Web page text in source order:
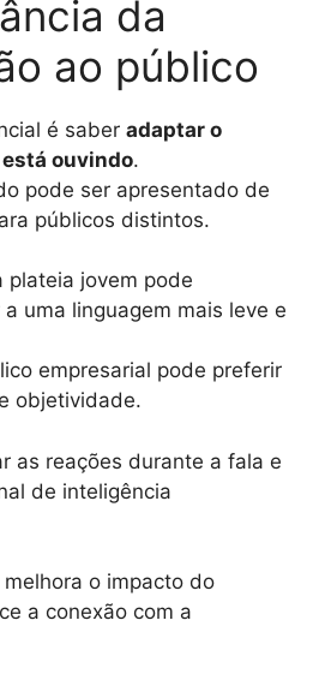
da
ao público
é saber adaptar o
ouvindo.
pode ser apresentado de
públicos distintos.
plateia jovem pode
uma linguagem mais leve e
empresarial pode preferir
objetividade.
as reações durante a fala e
de inteligência
o impacto do
a conexão com a